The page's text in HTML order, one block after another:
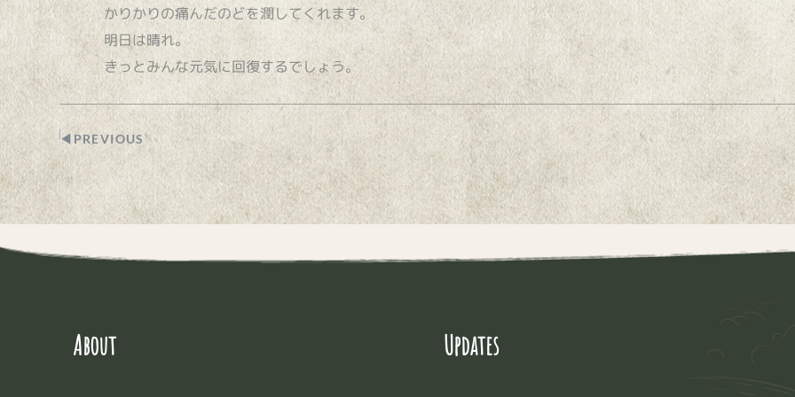
かりかりの痛んだのどを潤してくれます。
明日は晴れ。
きっとみんな元気に回復するでしょう。
◀︎PREVIOUS
About Updates